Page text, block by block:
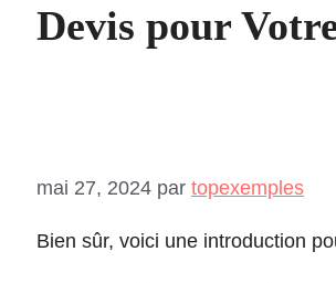
Devis pour
mai 27, 2024 par topexemples
Bien sûr, voici une introduction